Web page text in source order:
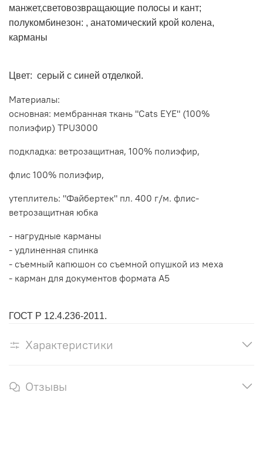
манжет,световозвращающие полосы и кант;
полукомбинезон: , анатомический крой колена,
карманы
Цвет: серый с синей отделкой.
Материалы:
основная: мембранная ткань "Cats EYE" (100%
полиэфир) TPU3000
подкладка: ветрозащитная, 100% полиэфир,
флис 100% полиэфир,
утеплитель: "Файбертек" пл. 400 г/м. флис-
ветрозащитная юбка
- нагрудные карманы
- удлиненная спинка
- съемный капюшон со съемной опушкой из меха
- карман для документов формата А5
ГОСТ Р 12.4.236-2011.
Характеристики
Отзывы